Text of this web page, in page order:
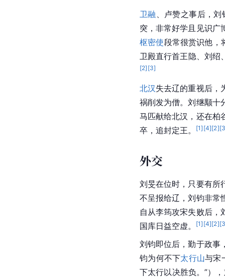
卫融 、卢赞之事后，
突，非常好学且见识广
枢密使段常很赏识他，
卫殿直行首王隐、刘绍
[2] [3]
北汉失去辽的重视后，
祸削发为僧。刘继颙十
马匹献给北汉，还在柏
卒，追封定王。
[1] [4][2][
外交
刘旻在位时，只要有所
不呈报给辽，刘钧非常
自从李筠攻宋失败后，
国库日益空虚。
[1] [4][2][
刘钧即位后，勤于政事
钧为何不下太行山与宋
下太行以决胜负。”）